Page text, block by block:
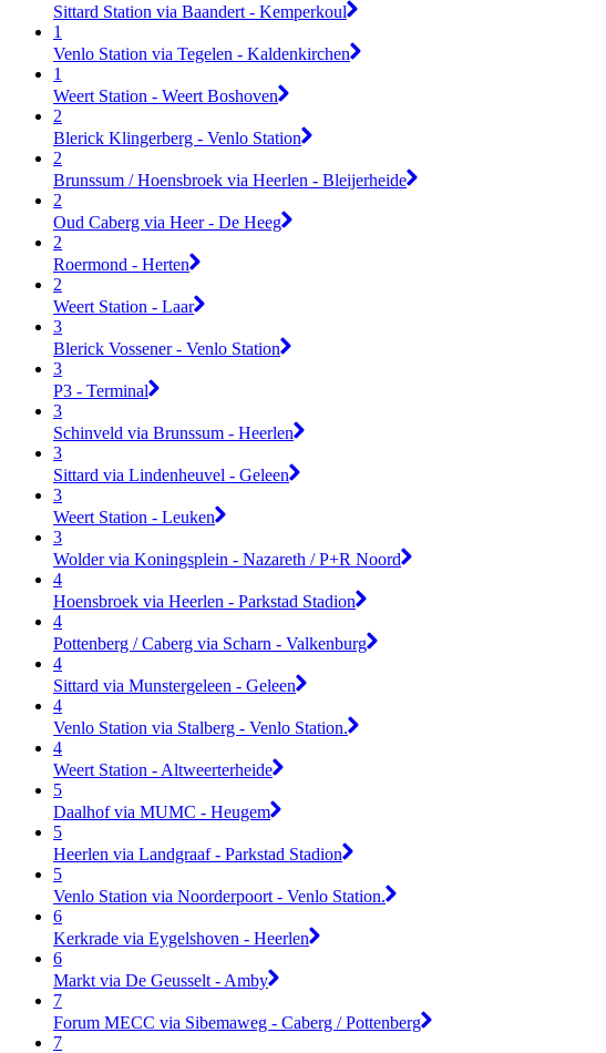
Sittard Station via Baandert - Kemperkoul
1
Venlo Station via Tegelen - Kaldenkirchen
1
Weert Station - Weert Boshoven
2
Blerick Klingerberg - Venlo Station
2
Brunssum / Hoensbroek via Heerlen - Bleijerheide
2
Oud Caberg via Heer - De Heeg
2
Roermond - Herten
2
Weert Station - Laar
3
Blerick Vossener - Venlo Station
3
P3 - Terminal
3
Schinveld via Brunssum - Heerlen
3
Sittard via Lindenheuvel - Geleen
3
Weert Station - Leuken
3
Wolder via Koningsplein - Nazareth / P+R Noord
4
Hoensbroek via Heerlen - Parkstad Stadion
4
Pottenberg / Caberg via Scharn - Valkenburg
4
Sittard via Munstergeleen - Geleen
4
Venlo Station via Stalberg - Venlo Station.
4
Weert Station - Altweerterheide
5
Daalhof via MUMC - Heugem
5
Heerlen via Landgraaf - Parkstad Stadion
5
Venlo Station via Noorderpoort - Venlo Station.
6
Kerkrade via Eygelshoven - Heerlen
6
Markt via De Geusselt - Amby
7
Forum MECC via Sibemaweg - Caberg / Pottenberg
7